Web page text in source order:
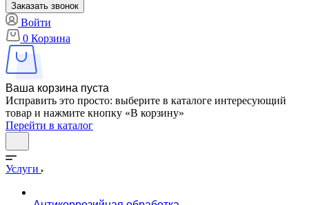
Заказать звонок
Войти
0 Корзина
Ваша корзина пуста
Исправить это просто: выберите в каталоге интересующий
товар и нажмите кнопку «В корзину»
Перейти в каталог
Услуги